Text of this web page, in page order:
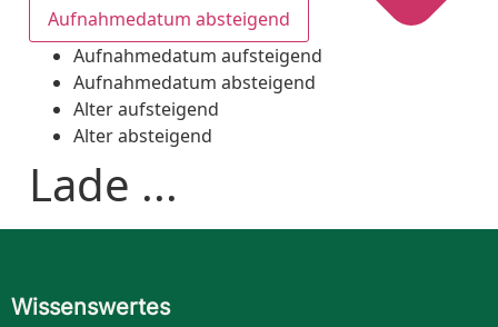
Aufnahmedatum absteigend
Aufnahmedatum aufsteigend
Aufnahmedatum absteigend
Alter aufsteigend
Alter absteigend
Lade ...
Wissenswertes